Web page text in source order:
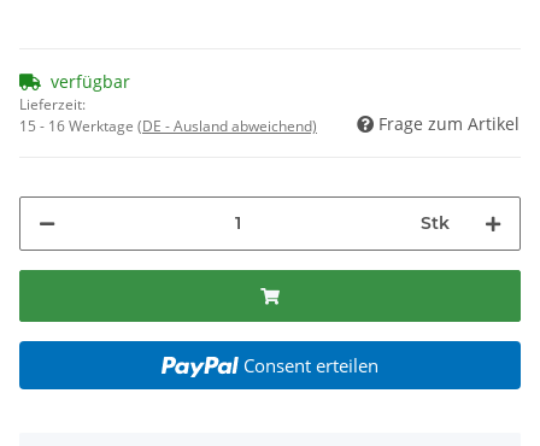
verfügbar
Lieferzeit:
15 - 16 Werktage (DE - Ausland abweichend) Frage zum Artikel
Stk
Consent erteilen